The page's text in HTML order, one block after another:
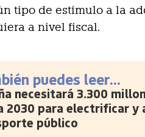
tipo de estímulo a la
a nivel fiscal.
puedes leer...
necesitará 3.300
2030 para electrificar y
público